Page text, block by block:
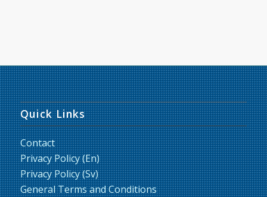
Quick Links
Contact
Privacy Policy (En)
Privacy Policy (Sv)
General Terms and Conditions